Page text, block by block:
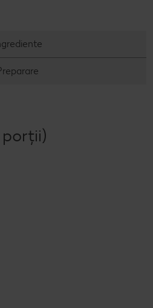
pe WhatsApp!
porții)